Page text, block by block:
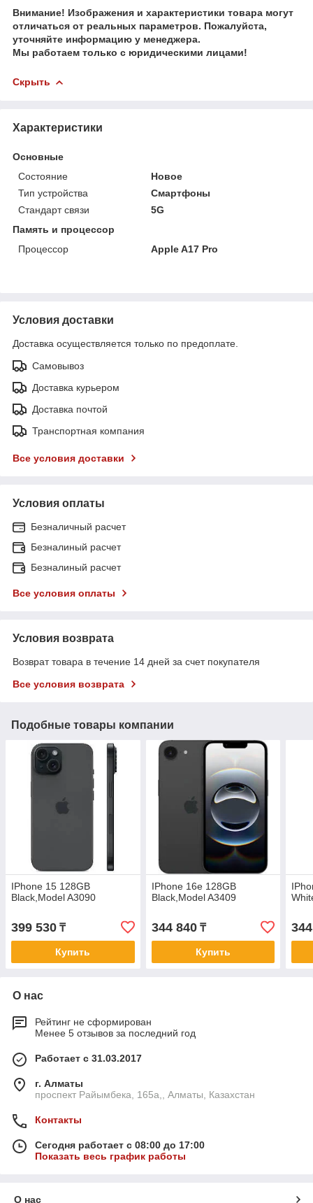
Внимание! Изображения и характеристики товара могут
отличаться от реальных параметров. Пожалуйста,
уточняйте информацию у менеджера.
Мы работаем только с юридическими лицами!
Скрыть
Характеристики
Основные
Состояние
Новое
Тип устройства
Смартфоны
Стандарт связи
5G
Память и процессор
Процессор
Apple A17 Pro
Условия доставки
Доставка осуществляется только по предоплате.
Самовывоз
Доставка курьером
Доставка почтой
Транспортная компания
Все условия доставки
Условия оплаты
Безналичный расчет
Безналиный расчет
Безналиный расчет
Все условия оплаты
Условия возврата
Возврат товара в течение 14 дней за счет покупателя
Все условия возврата
Подобные товары компании
IPhone 15 128GB
Black,Model A3090
399 530 ₸
Купить
IPhone 16e 128GB
Black,Model A3409
344 840₸
Купить
О нас
Рейтинг не сформирован
Менее 5 отзывов за последний год
Работает с 31.03.2017
г. Алматы
проспект Райымбека, 165а,, Алматы, Казахстан
Контакты
Сегодня работает с 08:00 до 17:00
Показать весь график работы
О нас